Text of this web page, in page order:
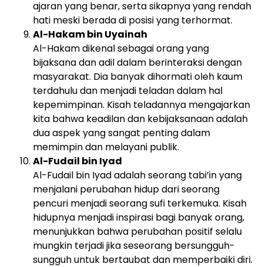
ajaran yang benar, serta sikapnya yang rendah
hati meski berada di posisi yang terhormat.
Al-Hakam bin Uyainah
Al-Hakam dikenal sebagai orang yang
bijaksana dan adil dalam berinteraksi dengan
masyarakat. Dia banyak dihormati oleh kaum
terdahulu dan menjadi teladan dalam hal
kepemimpinan. Kisah teladannya mengajarkan
kita bahwa keadilan dan kebijaksanaan adalah
dua aspek yang sangat penting dalam
memimpin dan melayani publik.
Al-Fudail bin Iyad
Al-Fudail bin Iyad adalah seorang tabi’in yang
menjalani perubahan hidup dari seorang
pencuri menjadi seorang sufi terkemuka. Kisah
hidupnya menjadi inspirasi bagi banyak orang,
menunjukkan bahwa perubahan positif selalu
mungkin terjadi jika seseorang bersungguh-
sungguh untuk bertaubat dan memperbaiki diri.